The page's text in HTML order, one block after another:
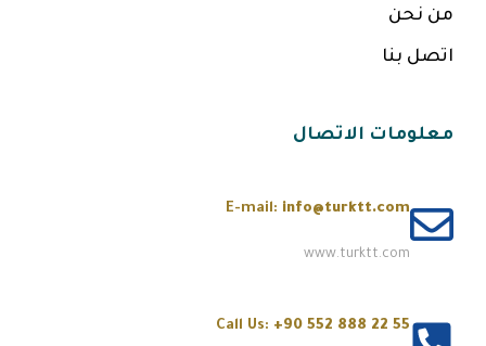
من نحن
اتصل بنا
معلومات الاتصال
E-mail: info@turktt.com
www.turktt.com
Call Us: +90 552 888 22 55